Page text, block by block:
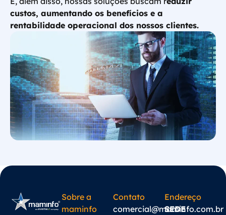
custos, aumentando os benefícios e a
rentabilidade operacional dos nossos clientes.
Sobre a
maminfo
Contato
comercial@maminfo.com.br
Endereço
SEDE